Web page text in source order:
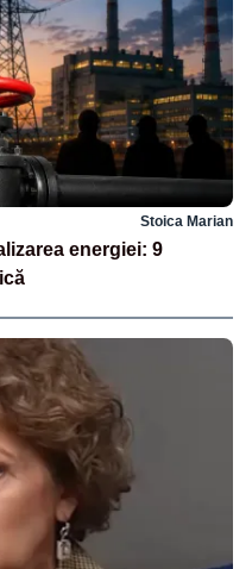
Stoica Marian
energiei: 9